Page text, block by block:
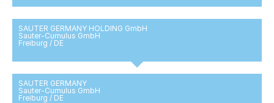
SAUTER GERMANY HOLDING GmbH
Sauter-Cumulus GmbH
Freiburg / DE
SAUTER GERMANY
Sauter-Cumulus GmbH
Freiburg / DE